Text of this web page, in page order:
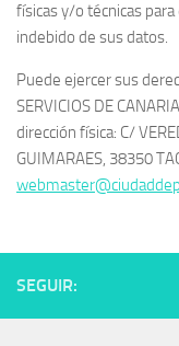
físicas y/o técnicas
indebido de sus datos.
Puede ejercer sus
SERVICIOS DE
dirección física: C/
GUIMARAES, 38350
SEGUIR: